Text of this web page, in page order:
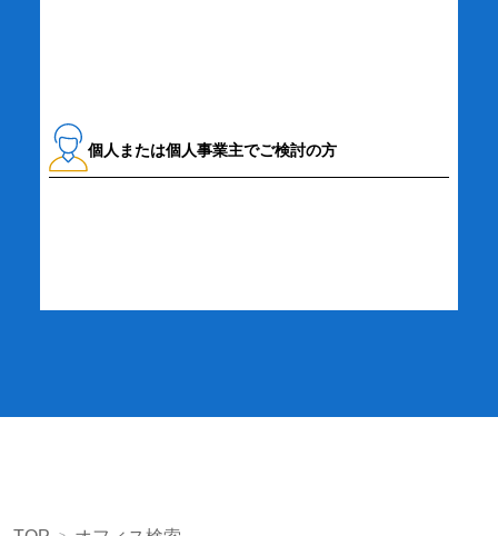
個人または個人事業主でご検討の方